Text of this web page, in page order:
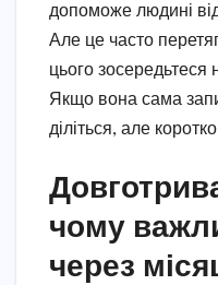
допоможе людині
Але це часто
цього зосередьтеся
Якщо вона сама
діліться, але
чому
через